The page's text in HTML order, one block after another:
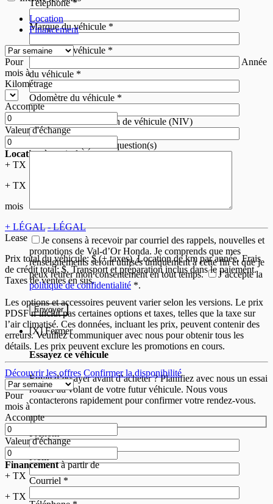
Téléphone*
Marque du véhicule *
Modèle du véhicule *
Année
du véhicule *
Odomètre du véhicule *
Numéro d'identification de véhicule (NIV)
Commentaire(s) et/ou question(s)
Je consens à recevoir par courriel des rappels, nouvelles et
promotions de Val-d’Or Honda. Je comprends que mes
renseignements seront utilisés uniquement à cette fin et que je
peux retirer mon consentement en tout temps.
J’accepte la
politique de confidentialité *.
[X] Fermer
Essayez ce véhicule
Envie d’essayer avant d’acheter ? Planifiez avec nous un essai
routier au volant de votre futur véhicule. Nous vous
contacterons rapidement pour confirmer votre rendez-vous.
Prénom*
Nom*
Courriel *
Location
Financement
Pour
mois à
Kilométrage
Accompte
Valeur d'échange
Locationà partir de
+ TX
+ TX
mois
+ LÉGAL - LÉGAL
Lease
Prix total du véhicule: $ (+ taxes). Location dekm par année. Frais
de crédit total:$. Transport et préparation inclus dans le paiement.
Taxes de ventes en sus.
Les options et accessoires peuvent varier selon les versions. Le prix
PDSF n’inclut pas certaines options et taxes, telles que la taxe sur
l’air climatisé. Ces données, incluant les prix, peuvent contenir des
erreurs. Veuillez communiquer avec nous pour obtenir tous les
détails. Les prix peuvent exclure les promotions en cours.
Découvrir les offres Confirmer la disponibilité
Pour
mois à
Accompte
Valeur d'échange
Financementà partir de
+ TX
+ TX